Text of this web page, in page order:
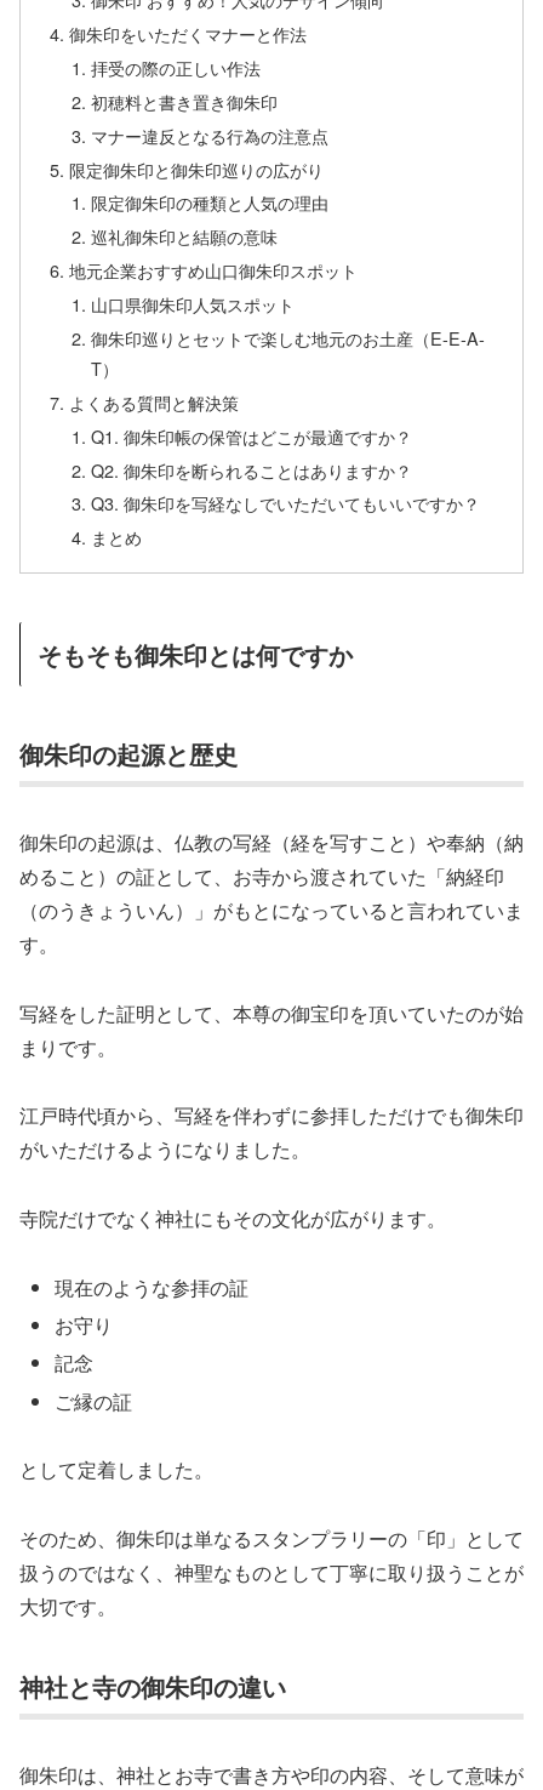
御朱印をいただくマナーと作法
拝受の際の正しい作法
初穂料と書き置き御朱印
マナー違反となる行為の注意点
限定御朱印と御朱印巡りの広がり
限定御朱印の種類と人気の理由
巡礼御朱印と結願の意味
地元企業おすすめ山口御朱印スポット
山口県御朱印人気スポット
御朱印巡りとセットで楽しむ地元のお土産（E-E-A-
T）
よくある質問と解決策
Q1. 御朱印帳の保管はどこが最適ですか？
Q2. 御朱印を断られることはありますか？
Q3. 御朱印を写経なしでいただいてもいいですか？
まとめ
そもそも御朱印とは何ですか
御朱印の起源と歴史
御朱印の起源は、仏教の写経（経を写すこと）や奉納（納
めること）の証として、お寺から渡されていた「納経印
（のうきょういん）」がもとになっていると言われていま
す。
写経をした証明として、本尊の御宝印を頂いていたのが始
まりです。
江戸時代頃から、写経を伴わずに参拝しただけでも御朱印
がいただけるようになりました。
寺院だけでなく神社にもその文化が広がります。
現在のような参拝の証
お守り
記念
ご縁の証
として定着しました。
そのため、御朱印は単なるスタンプラリーの「印」として
扱うのではなく、神聖なものとして丁寧に取り扱うことが
大切です。
神社と寺の御朱印の違い
御朱印は、神社とお寺で書き方や印の内容、そして意味が